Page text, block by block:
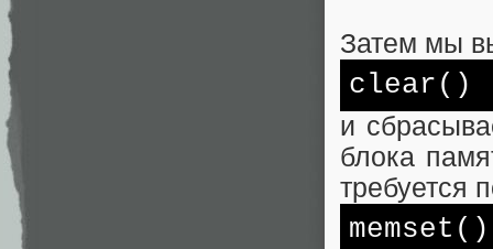
Затем мы
clear()
и
блока
требуется
memset ()